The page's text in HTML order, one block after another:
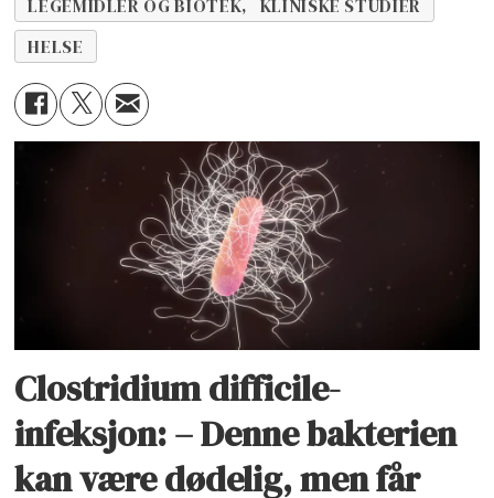
LEGEMIDLER OG BIOTEK, KLINISKE STUDIER
HELSE
Clostridium difficile-
infeksjon: – Denne bakterien
kan være dødelig, men får